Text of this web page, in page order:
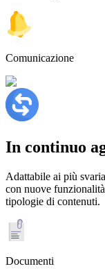
Comunicazione
In continuo
Adattabile ai più
con nuove funzionalità
tipologie di contenuti.
Documenti